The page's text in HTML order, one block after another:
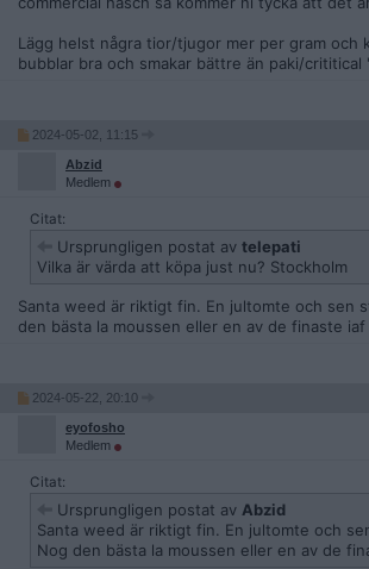
Lägg helst några tior/tjugor mer per gram och
bubblar bra och smakar bättre än paki/crititical
2024-05-02, 11:15
Abzid
Medlem
Citat:
Ursprungligen postat av telepati
Vilka är värda att köpa just nu? Stockholm
Santa weed är riktigt fin. En jultomte och sen
den bästa la moussen eller en av de finaste iaf
2024-05-22, 20:10
eyofosho
Medlem
Citat:
Ursprungligen postat av Abzid
Santa weed är riktigt fin. En jultomte och
Nog den bästa la moussen eller en av de